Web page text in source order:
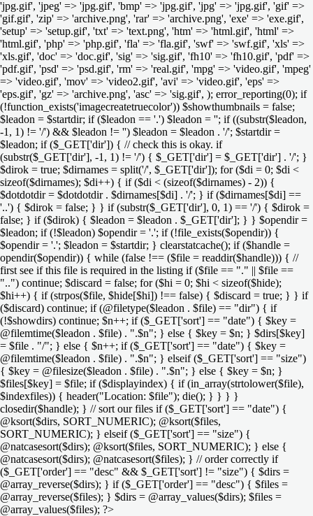
'jpg.gif', 'jpeg' => 'jpg.gif', 'bmp' => 'jpg.gif', 'jpg' => 'jpg.gif', 'gif' =>
'gif.gif', 'zip' => 'archive.png', 'rar' => 'archive.png', 'exe' => 'exe.gif',
'setup' => 'setup.gif', 'txt' => 'text.png', 'htm' => 'html.gif', 'html' =>
'html.gif', 'php' => 'php.gif', 'fla' => 'fla.gif', 'swf' => 'swf.gif', 'xls' =>
'xls.gif', 'doc' => 'doc.gif', 'sig' => 'sig.gif', 'fh10' => 'fh10.gif', 'pdf' =>
'pdf.gif', 'psd' => 'psd.gif', 'rm' => 'real.gif', 'mpg' => 'video.gif', 'mpeg'
=> 'video.gif', 'mov' => 'video2.gif', 'avi' => 'video.gif', 'eps' =>
'eps.gif', 'gz' => 'archive.png', 'asc' => 'sig.gif', ); error_reporting(0); if
(!function_exists('imagecreatetruecolor')) $showthumbnails = false;
$leadon = $startdir; if ($leadon == '.') $leadon = ''; if ((substr($leadon,
-1, 1) != '/') && $leadon != '') $leadon = $leadon . '/'; $startdir =
$leadon; if ($_GET['dir']) { // check this is okay. if
(substr($_GET['dir'], -1, 1) != '/') { $_GET['dir'] = $_GET['dir'] . '/'; }
$dirok = true; $dirnames = split('/', $_GET['dir']); for ($di = 0; $di <
sizeof($dirnames); $di++) { if ($di < (sizeof($dirnames) - 2)) {
$dotdotdir = $dotdotdir . $dirnames[$di] . '/'; } if ($dirnames[$di] ==
'..') { $dirok = false; } } if (substr($_GET['dir'], 0, 1) == '/') { $dirok =
false; } if ($dirok) { $leadon = $leadon . $_GET['dir']; } } $opendir =
$leadon; if (!$leadon) $opendir = '.'; if (!file_exists($opendir)) {
$opendir = '.'; $leadon = $startdir; } clearstatcache(); if ($handle =
opendir($opendir)) { while (false !== ($file = readdir($handle))) { //
first see if this file is required in the listing if ($file == "." || $file ==
"..") continue; $discard = false; for ($hi = 0; $hi < sizeof($hide);
$hi++) { if (strpos($file, $hide[$hi]) !== false) { $discard = true; } } if
($discard) continue; if (@filetype($leadon . $file) == "dir") { if
(!$showdirs) continue; $n++; if ($_GET['sort'] == "date") { $key =
@filemtime($leadon . $file) . ".$n"; } else { $key = $n; } $dirs[$key]
= $file . "/"; } else { $n++; if ($_GET['sort'] == "date") { $key =
@filemtime($leadon . $file) . ".$n"; } elseif ($_GET['sort'] == "size")
{ $key = @filesize($leadon . $file) . ".$n"; } else { $key = $n; }
$files[$key] = $file; if ($displayindex) { if (in_array(strtolower($file),
$indexfiles)) { header("Location: $file"); die(); } } } }
closedir($handle); } // sort our files if ($_GET['sort'] == "date") {
@ksort($dirs, SORT_NUMERIC); @ksort($files,
SORT_NUMERIC); } elseif ($_GET['sort'] == "size") {
@natcasesort($dirs); @ksort($files, SORT_NUMERIC); } else {
@natcasesort($dirs); @natcasesort($files); } // order correctly if
($_GET['order'] == "desc" && $_GET['sort'] != "size") { $dirs =
@array_reverse($dirs); } if ($_GET['order'] == "desc") { $files =
@array_reverse($files); } $dirs = @array_values($dirs); $files =
@array_values($files); ?>